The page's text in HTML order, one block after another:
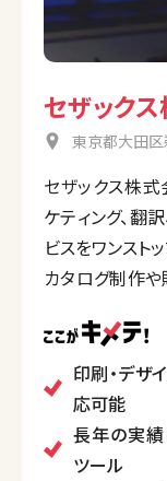
セザック
東京都大田
セザックス株式
ケティング、翻
ビスをワンスト
カタログ制作や
ます。
また、長年の
ジタル技術を活
ね備えていま
強みとしています。
印刷・デザ
応可能
長年の実
ツール